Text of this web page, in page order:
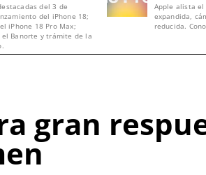
del 3 de
del iPhone 18;
iPhone 18 Pro Max;
el Banorte y trámite de la
Apple alista el
expandida,
reducida.
gran